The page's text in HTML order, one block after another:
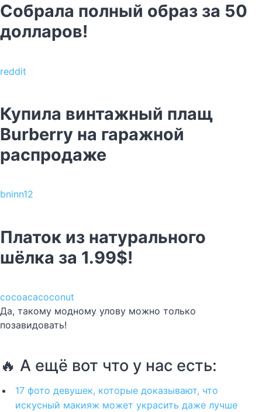
Собрала полный образ за 50
долларов!
reddit
Купила винтажный плащ
Burberry на гаражной
распродаже
bninn12
Платок из натурального
шёлка за 1.99$!
cocoacacoconut
Да, такому модному улову можно только
позавидовать!
🔥 А ещё вот что у нас есть:
17 фото девушек, которые доказывают, что
искусный макияж может украсить даже лучше